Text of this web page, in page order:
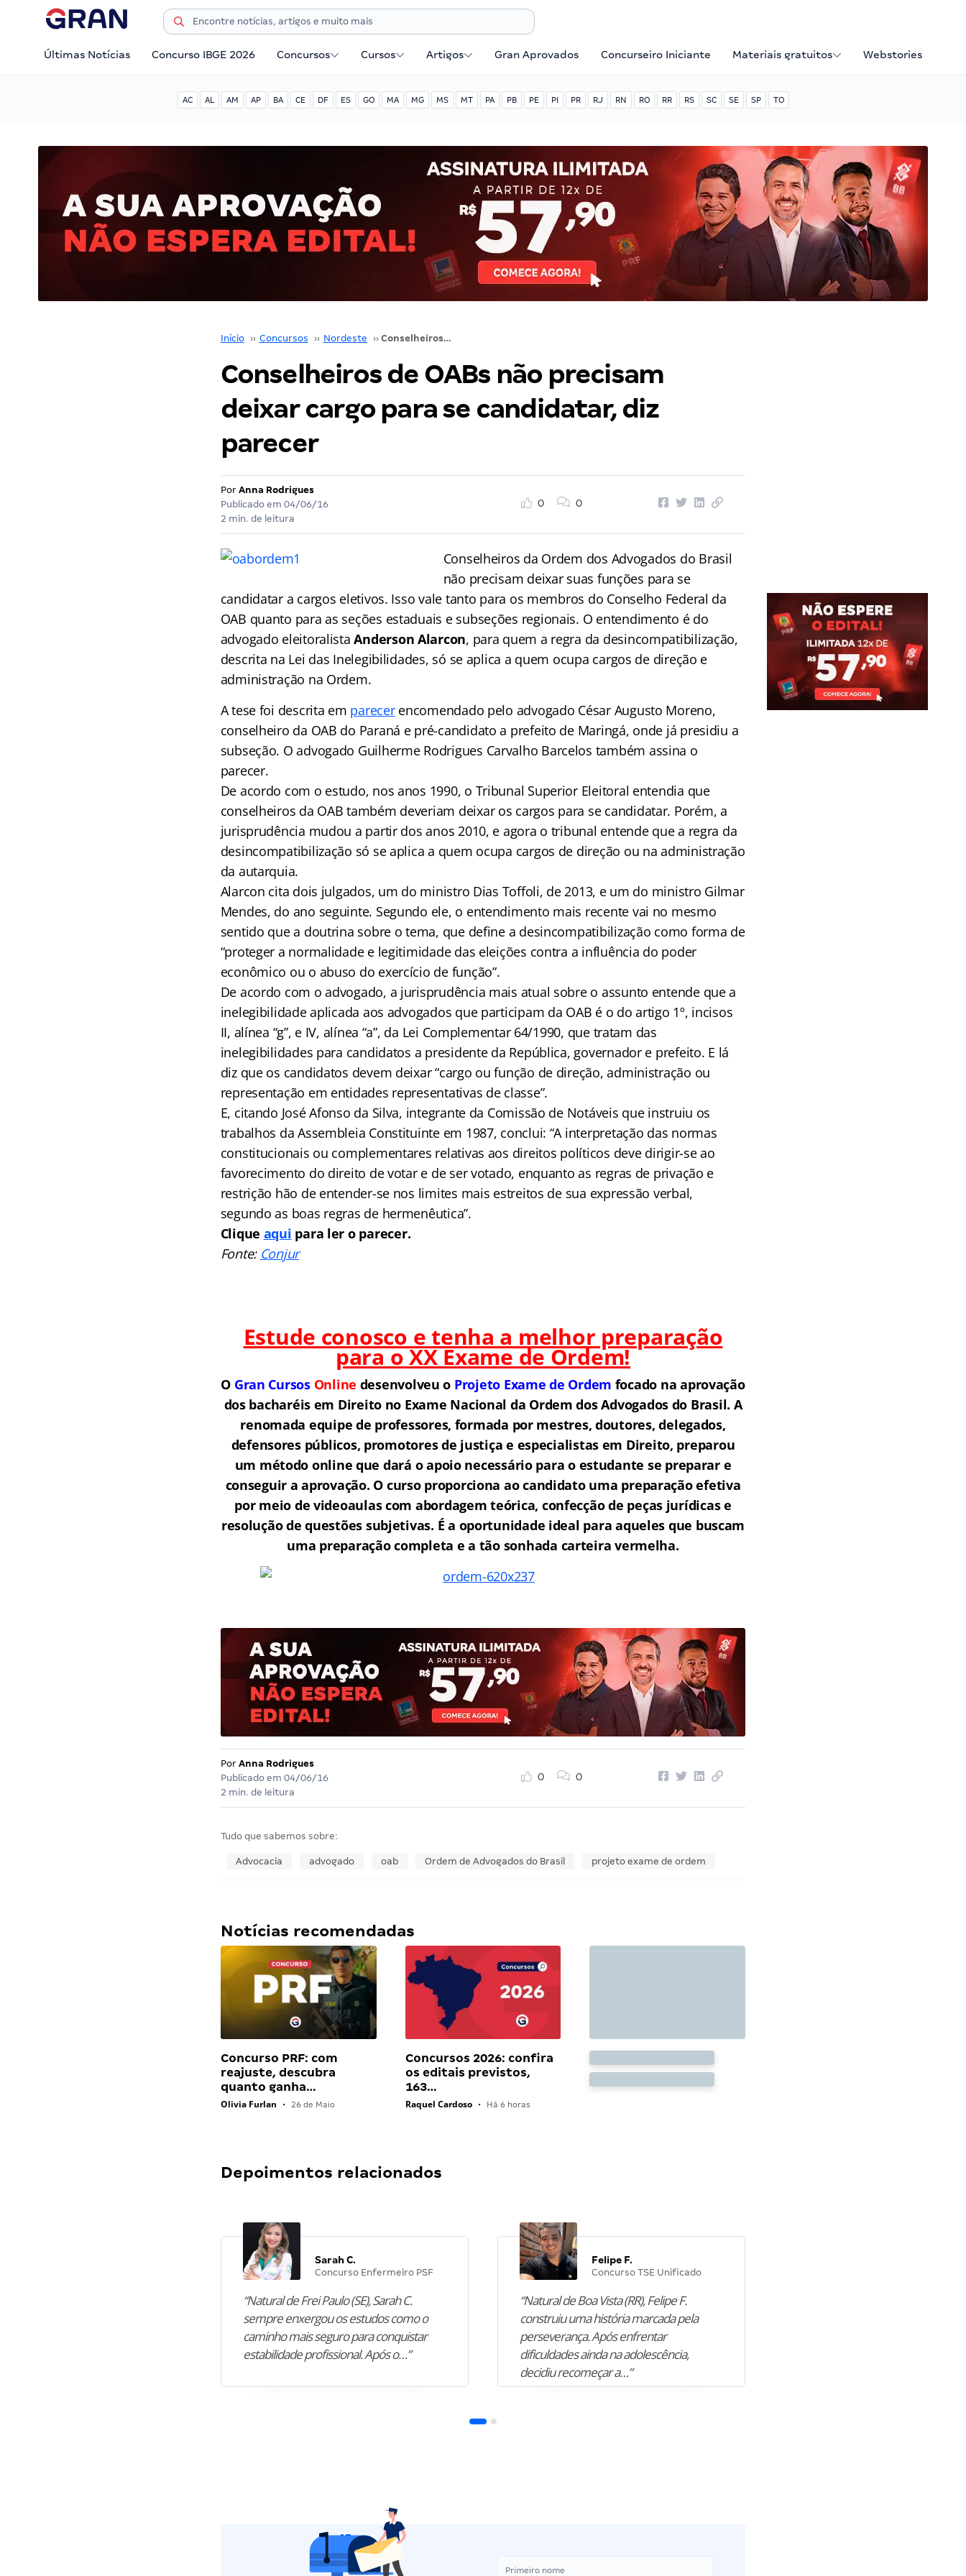
Últimas Notícias Concurso IBGE 2026 Concursos Cursos Artigos Gran Aprovados Concurseiro Iniciante Materiais gratuitos Webstories
AC AL AM AP BA CE DF ES GO MA MG MS MT PA PB PE PI PR RJ RN RO RR RS SC SE SP TO
Início ›› Concursos ›› Nordeste ›› Conselheiros de OABs não precisam deixar cargo para se candidatar, diz parecer
Conselheiros de OABs não precisam
deixar cargo para se candidatar, diz
parecer
Por Anna Rodrigues
Publicado em 04/06/16
2 min. de leitura
0 0
Conselheiros da Ordem dos Advogados do Brasil
não precisam deixar suas funções para se
candidatar a cargos eletivos. Isso vale tanto para os membros do Conselho Federal da
OAB quanto para as seções estaduais e subseções regionais. O entendimento é do
advogado eleitoralistaAnderson Alarcon, para quem a regra da desincompatibilização,
descrita na Lei das Inelegibilidades, só se aplica a quem ocupa cargos de direção e
administração na Ordem.
A tese foi descrita em parecerencomendado pelo advogado César Augusto Moreno,
conselheiro da OAB do Paraná e pré-candidato a prefeito de Maringá, onde já presidiu a
subseção. O advogado Guilherme Rodrigues Carvalho Barcelos também assina o
parecer.
De acordo com o estudo, nos anos 1990, o Tribunal Superior Eleitoral entendia que
conselheiros da OAB também deveriam deixar os cargos para se candidatar. Porém, a
jurisprudência mudou a partir dos anos 2010, e agora o tribunal entende que a regra da
desincompatibilização só se aplica a quem ocupa cargos de direção ou na administração
da autarquia.
Alarcon cita dois julgados, um do ministro Dias Toffoli, de 2013, e um do ministro Gilmar
Mendes, do ano seguinte. Segundo ele, o entendimento mais recente vai no mesmo
sentido que a doutrina sobre o tema, que define a desincompatibilização como forma de
“proteger a normalidade e legitimidade das eleições contra a influência do poder
econômico ou o abuso do exercício de função”.
De acordo com o advogado, a jurisprudência mais atual sobre o assunto entende que a
inelegibilidade aplicada aos advogados que participam da OAB é o do artigo 1º, incisos
II, alínea “g”, e IV, alínea “a”, da Lei Complementar 64/1990, que tratam das
inelegibilidades para candidatos a presidente da República, governador e prefeito. E lá
diz que os candidatos devem deixar “cargo ou função de direção, administração ou
representação em entidades representativas de classe”.
E, citando José Afonso da Silva, integrante da Comissão de Notáveis que instruiu os
trabalhos da Assembleia Constituinte em 1987, conclui: “A interpretação das normas
constitucionais ou complementares relativas aos direitos políticos deve dirigir-se ao
favorecimento do direito de votar e de ser votado, enquanto as regras de privação e
restrição hão de entender-se nos limites mais estreitos de sua expressão verbal,
segundo as boas regras de hermenêutica”.
Clique aqui para ler o parecer.
Fonte: Conjur
Estude conosco e tenha a melhor preparação
para oXX Exame de Ordem!
O Gran Cursos Online desenvolveu o Projeto Exame de Ordem focado na aprovação
dos bacharéis em Direito no Exame Nacional da Ordem dos Advogados do Brasil. A
renomada equipe de professores, formada por mestres, doutores, delegados,
defensores públicos, promotores de justiça e especialistas em Direito, preparou
um método online que dará o apoio necessário para o estudante se preparar e
conseguir a aprovação. O curso proporciona ao candidato uma preparação efetiva
por meio de videoaulas com abordagem teórica, confecção de peças jurídicas e
resolução de questões subjetivas. É a oportunidade ideal para aqueles que buscam
uma preparação completa e a tão sonhada carteira vermelha.
Por Anna Rodrigues
Publicado em 04/06/16
2 min. de leitura
0 0
Tudo que sabemos sobre:
Advocacia advogado oab Ordem de Advogados do Brasil projeto exame de ordem
Notícias recomendadas
Concurso PRF: com
reajuste, descubra
quanto ganha…
Olivia Furlan • 26 de Maio
Concursos 2026: confira
os editais previstos,
163…
Raquel Cardoso • Há 6 horas
Depoimentos relacionados
Sarah C.
Concurso Enfermeiro PSF
“Natural de Frei Paulo (SE), Sarah C.
sempre enxergou os estudos como o
caminho mais seguro para conquistar
estabilidade profissional. Após o…”
Felipe F.
Concurso TSE Unificado
“Natural de Boa Vista (RR), Felipe F.
construiu uma história marcada pela
perseverança. Após enfrentar
dificuldades ainda na adolescência,
decidiu recomeçar a…”